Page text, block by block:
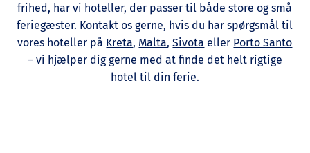
frihed, har vi hoteller, der passer til både store og små
feriegæster. Kontakt os gerne, hvis du har spørgsmål til
vores hoteller på Kreta, Malta,Sivota eller Porto Santo
– vi hjælper dig gerne med at finde det helt rigtige
hotel til din ferie.